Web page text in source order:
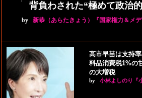
背負わされた“極めて政治
by 新恭（あらたきょう）『国家権力＆メ
高市早苗は支持
料品消費税1%の
の大増税
by 小林よしのり『